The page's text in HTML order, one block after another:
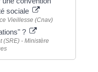
sociale
Vieillesse (Cnav)
?
(SRE) - Ministère